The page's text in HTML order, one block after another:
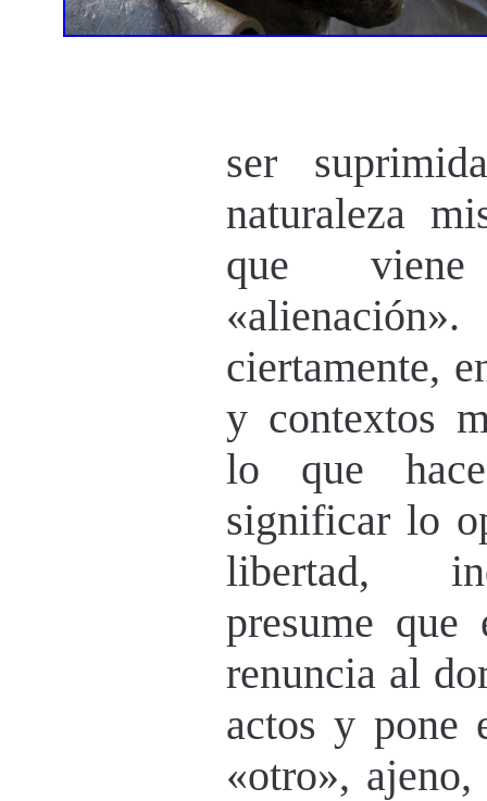
ser
naturaleza
que
ciertamente,
y contextos
lo que
significar lo
libertad,
presume
renuncia al
actos y pone
«otro»,